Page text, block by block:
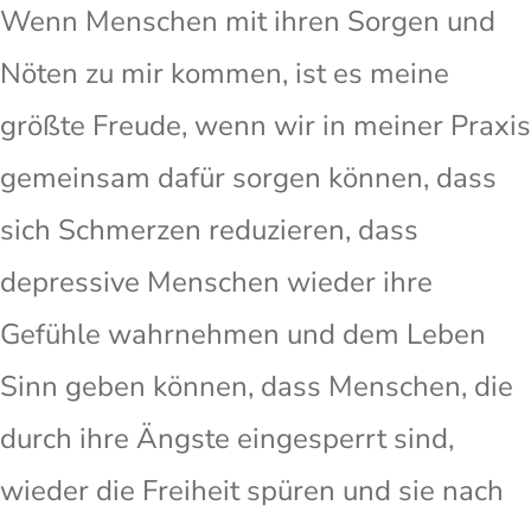
Wenn Menschen mit ihren Sorgen und
Nöten zu mir kommen, ist es meine
größte Freude, wenn wir in meiner Praxis
gemeinsam dafür sorgen können, dass
sich Schmerzen reduzieren, dass
depressive Menschen wieder ihre
Gefühle wahrnehmen und dem Leben
Sinn geben können, dass Menschen, die
durch ihre Ängste eingesperrt sind,
wieder die Freiheit spüren und sie nach